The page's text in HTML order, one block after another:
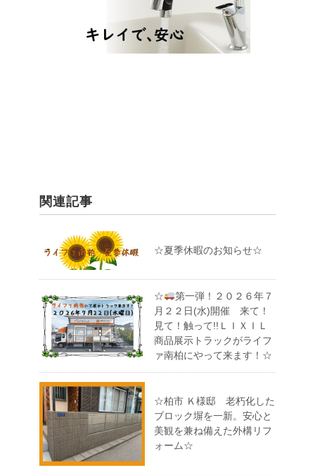
関連記事
☆夏季休暇のお知らせ☆
☆
第一弾！２０２６年７
月２２日(水)開催 来て！
見て！触って!!ＬＩＸＩＬ
商品展示トラックがライフ
ァ南柏にやって来ます！☆
☆柏市 Ｋ様邸 老朽化した
ブロック塀を一新。安心と
美観を兼ね備えた外構リフ
ォーム☆